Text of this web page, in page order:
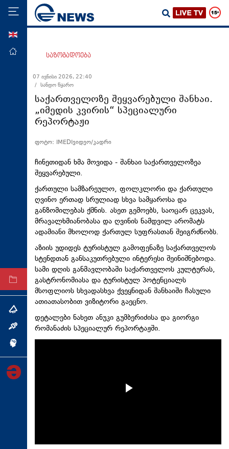
მთავარი
ეკონომიკა
მსოფლიო
ჯანდაცვა
თავდაცვა
რეგიონი
კულტურა
სპორტი
ტაბლოიდი
არქივი
ინტერვიუ
საზოგადოება
07 ივნისი 2026, 22:40
/ სანდო წყარო
საქართველოზე შეყვარებული შანხაი.
„იმედის კვირის“ სპეციალური
რეპორტაჟი
ფოტო: IMEDIვიდეო/კადრი
ჩინეთიდან ხმა მოვიდა - შანხაი საქართველოზეა
შეყვარებული.
ქართული სამზარეულო, ფოლკლორი და ქართული
ღვინო ერთად სრულიად სხვა სამყაროსა და
განზომილებას ქმნის. ასეთ გემოებს, საოცარ ცეკვას,
მრავალხმიანობასა და ღვინის ნამდვილ არომატს
ადამიანი მხოლოდ ქართულ სუფრასთან შეიგრძნობს.
აზიის უდიდეს ტურისტულ გამოფენაზე საქართველოს
სტენდთან განსაკუთრებული ინტერესი შეინიშნებოდა.
სამი დღის განმავლობაში საქართველოს კულტურას,
გასტრონომიასა და ტურისტულ პოტენციალს
მსოფლიოს სხვადასხვა ქვეყნიდან შანხაიში ჩასული
ათიათასობით ვიზიტორი გაეცნო.
დეტალები ნახეთ ანუკი გუმბერიძისა და გიორგი
რომანაძის სპეციალურ რეპორტაჟში.